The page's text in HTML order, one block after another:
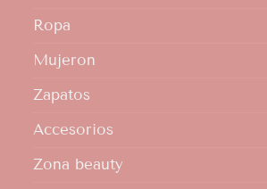
Ropa
Mujeron
Zapatos
Accesorios
Zona beauty